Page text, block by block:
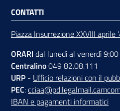
Servizi
online
CONTATTI
Piazza Insurrezione XXVIII aprile
ORARI dal lunedì al venerdì
Centralino049 82.08.111
URP - Ufficio relazioni con il
PEC:
IBAN e pagamenti informatici